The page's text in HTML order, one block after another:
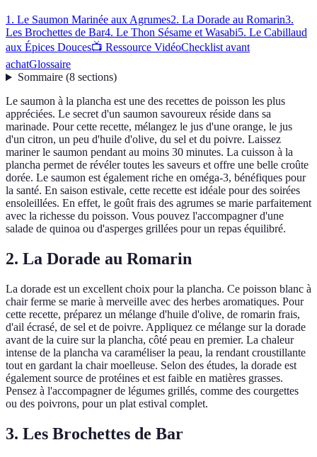
1. Le Saumon Marinée aux Agrumes2. La Dorade au Romarin3.
Les Brochettes de Bar4. Le Thon Sésame et Wasabi5. Le Cabillaud
aux Épices Douces📺 Ressource VidéoChecklist avant
achatGlossaire
Sommaire(8 sections)
Le saumon à la plancha est une des recettes de poisson les plus
appréciées. Le secret d'un saumon savoureux réside dans sa
marinade. Pour cette recette, mélangez le jus d'une orange, le jus
d'un citron, un peu d'huile d'olive, du sel et du poivre. Laissez
mariner le saumon pendant au moins 30 minutes. La cuisson à la
plancha permet de révéler toutes les saveurs et offre une belle croûte
dorée. Le saumon est également riche en oméga-3, bénéfiques pour
la santé. En saison estivale, cette recette est idéale pour des soirées
ensoleillées. En effet, le goût frais des agrumes se marie parfaitement
avec la richesse du poisson. Vous pouvez l'accompagner d'une
salade de quinoa ou d'asperges grillées pour un repas équilibré.
2. La Dorade au Romarin
La dorade est un excellent choix pour la plancha. Ce poisson blanc à
chair ferme se marie à merveille avec des herbes aromatiques. Pour
cette recette, préparez un mélange d'huile d'olive, de romarin frais,
d'ail écrasé, de sel et de poivre. Appliquez ce mélange sur la dorade
avant de la cuire sur la plancha, côté peau en premier. La chaleur
intense de la plancha va caraméliser la peau, la rendant croustillante
tout en gardant la chair moelleuse. Selon des études, la dorade est
également source de protéines et est faible en matières grasses.
Pensez à l'accompagner de légumes grillés, comme des courgettes
ou des poivrons, pour un plat estival complet.
3. Les Brochettes de Bar